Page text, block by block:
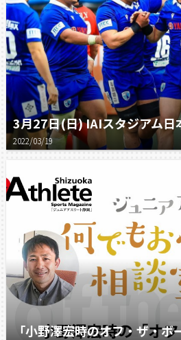
2022/03/19